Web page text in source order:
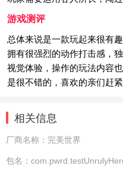
游戏测评
总体来说是一款玩起来很有
拥有很强烈的动作打击感，
视觉体验，操作的玩法内容
是很不错的，喜欢的亲们赶紧
相关信息
厂商名称： 完美世界
包名：